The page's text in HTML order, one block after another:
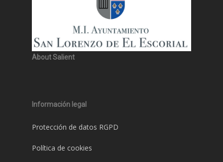
About Salient
Información legal
Protección de datos RGPD
Política de cookies